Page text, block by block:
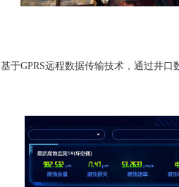
基于GPRS远程数据传输技术，通过井